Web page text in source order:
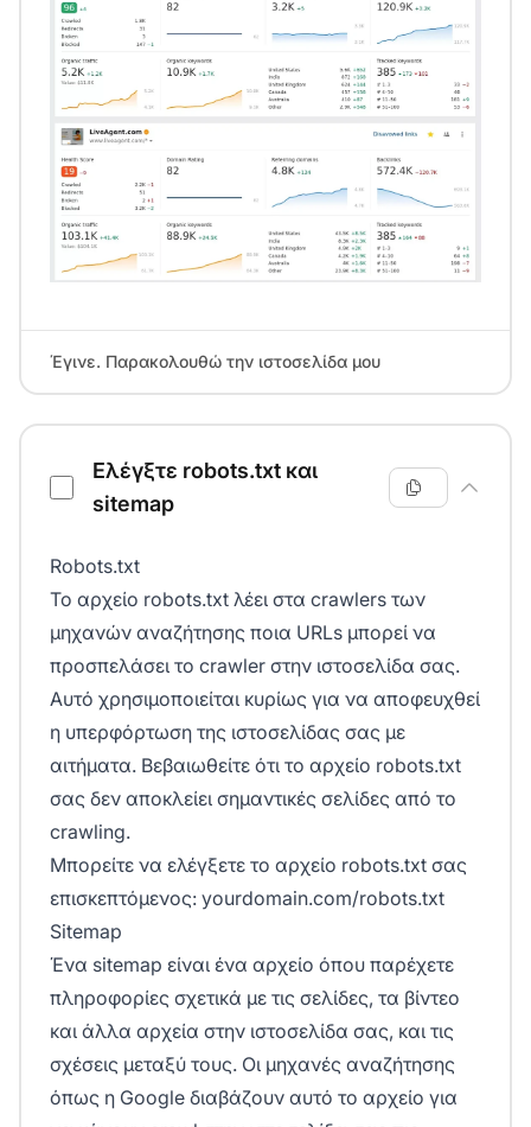
Έγινε. Παρακολουθώ την ιστοσελίδα μου
Ελέγξτε robots.txt και
sitemap
Robots.txt
Το αρχείο robots.txt λέει στα crawlers των
μηχανών αναζήτησης ποια URLs μπορεί να
προσπελάσει το crawler στην ιστοσελίδα σας.
Αυτό χρησιμοποιείται κυρίως για να αποφευχθεί
η υπερφόρτωση της ιστοσελίδας σας με
αιτήματα. Βεβαιωθείτε ότι το αρχείο robots.txt
σας δεν αποκλείει σημαντικές σελίδες από το
crawling.
Μπορείτε να ελέγξετε το αρχείο robots.txt σας
επισκεπτόμενος: yourdomain.com/robots.txt
Sitemap
Ένα sitemap είναι ένα αρχείο όπου παρέχετε
πληροφορίες σχετικά με τις σελίδες, τα βίντεο
και άλλα αρχεία στην ιστοσελίδα σας, και τις
σχέσεις μεταξύ τους. Οι μηχανές αναζήτησης
όπως η Google διαβάζουν αυτό το αρχείο για